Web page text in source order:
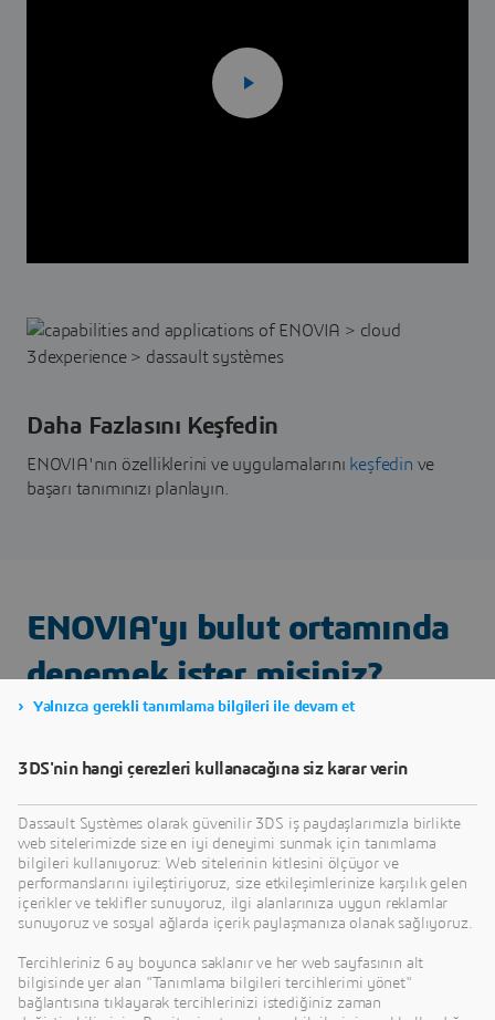
Daha Fazlasını Keşfedin
ENOVIA'nın özelliklerini ve uygulamalarını keşfedin ve
başarı tanımınızı planlayın.
ENOVIA'yı bulut ortamında
denemek ister misiniz?
Yalnızca gerekli tanımlama bilgileri ile devam et
3DS'nin hangi çerezleri kullanacağına siz karar verin
Dassault Systèmes olarak güvenilir 3DS iş paydaşlarımızla birlikte
web sitelerimizde size en iyi deneyimi sunmak için tanımlama
bilgileri kullanıyoruz: Web sitelerinin kitlesini ölçüyor ve
performanslarını iyileştiriyoruz, size etkileşimlerinize karşılık gelen
içerikler ve teklifler sunuyoruz, ilgi alanlarınıza uygun reklamlar
sunuyoruz ve sosyal ağlarda içerik paylaşmanıza olanak sağlıyoruz.
Tercihleriniz 6 ay boyunca saklanır ve her web sayfasının alt
bilgisinde yer alan "Tanımlama bilgileri tercihlerimi yönet"
bağlantısına tıklayarak tercihlerinizi istediğiniz zaman